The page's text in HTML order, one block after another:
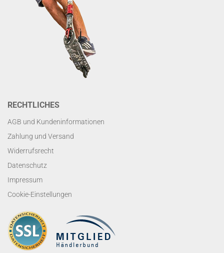
RECHTLICHES
AGB und Kundeninformationen
Zahlung und Versand
Widerrufsrecht
Datenschutz
Impressum
Cookie-Einstellungen